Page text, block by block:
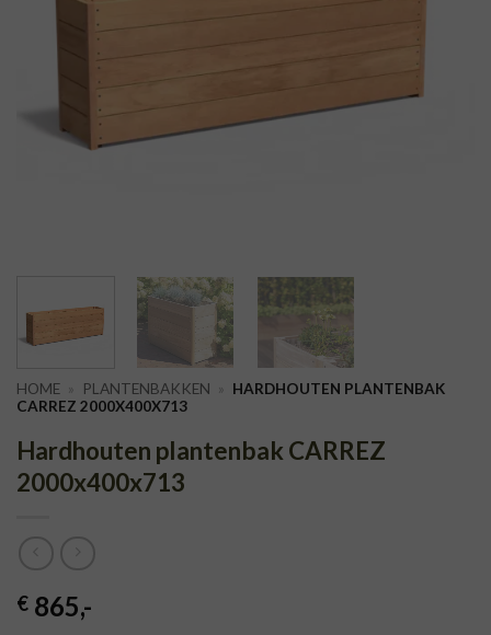
HOME » PLANTENBAKKEN » HARDHOUTEN PLANTENBAK
CARREZ 2000X400X713
Hardhouten plantenbak CARREZ
2000x400x713
€ 865,-